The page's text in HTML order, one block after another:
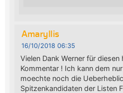
Amaryllis
16/10/2018 06:35
Vielen Dank Werner für
Kommentar ! Ich kann dem
moechte noch die
Spitzenkandidaten der Listen